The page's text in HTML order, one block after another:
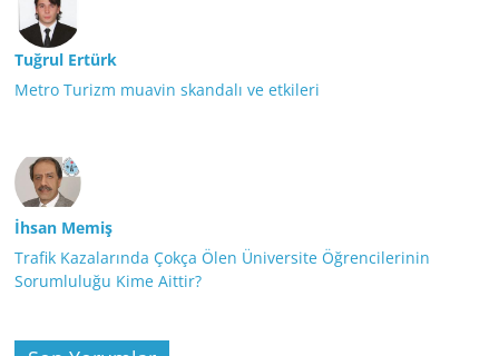
Tuğrul Ertürk
Metro Turizm muavin skandalı ve etkileri
İhsan Memiş
Trafik Kazalarında Çokça Ölen Üniversite Öğrencilerinin
Sorumluluğu Kime Aittir?